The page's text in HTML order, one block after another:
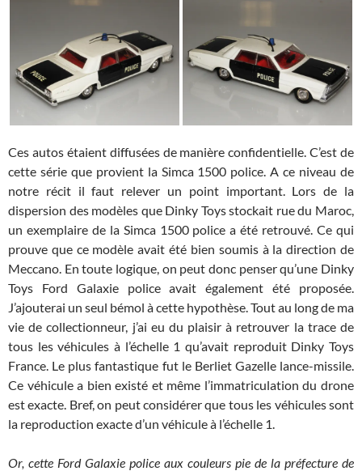
Ces autos étaient diffusées de manière confidentielle. C’est de
cette série que provient la Simca 1500 police. A ce niveau de
notre récit il faut relever un point important. Lors de la
dispersion des modèles que Dinky Toys stockait rue du Maroc,
un exemplaire de la Simca 1500 police a été retrouvé. Ce qui
prouve que ce modèle avait été bien soumis à la direction de
Meccano. En toute logique, on peut donc penser qu’une Dinky
Toys Ford Galaxie police avait également été proposée.
J’ajouterai un seul bémol à cette hypothèse. Tout au long de ma
vie de collectionneur, j’ai eu du plaisir à retrouver la trace de
tous les véhicules à l’échelle 1 qu’avait reproduit Dinky Toys
France. Le plus fantastique fut le Berliet Gazelle lance-missile.
Ce véhicule a bien existé et même l’immatriculation du drone
est exacte. Bref, on peut considérer que tous les véhicules sont
la reproduction exacte d’un véhicule à l’échelle 1.
Or, cette Ford Galaxie police aux couleurs pie de la préfecture de